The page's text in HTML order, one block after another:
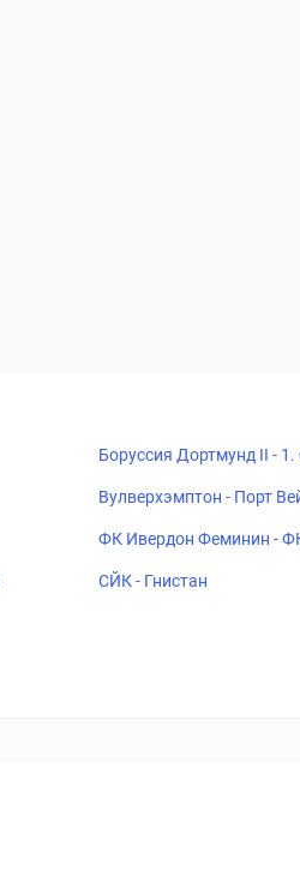
Боруссия Дортмунд II -
Вулверхэмптон - Порт
ФК Ивердон Феминин -
СЙК - Гнистан